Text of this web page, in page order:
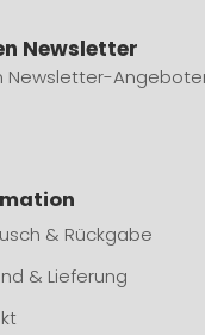
Newsletter
Newsletter-
& Rückgabe
& Lieferung